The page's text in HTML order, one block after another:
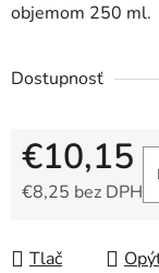
objemom 250 ml.
Dostupnosť
€10,15
€8,25 bez DPH
Tlač